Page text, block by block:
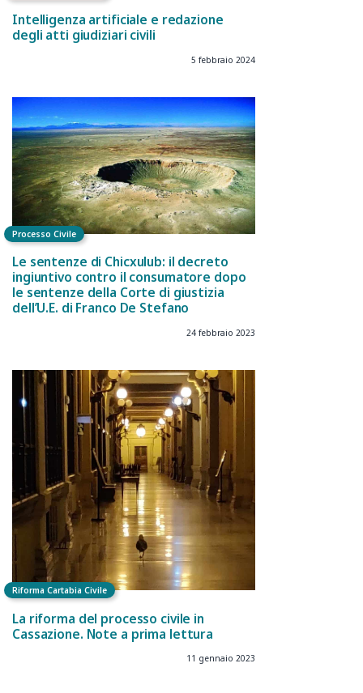
Intelligenza artificiale e redazione
degli atti giudiziari civili
5 febbraio 2024
Processo Civile
Le sentenze di Chicxulub: il decreto
ingiuntivo contro il consumatore dopo
le sentenze della Corte di giustizia
dell’U.E. di Franco De Stefano
24 febbraio 2023
Riforma Cartabia Civile
La riforma del processo civile in
Cassazione. Note a prima lettura
11 gennaio 2023